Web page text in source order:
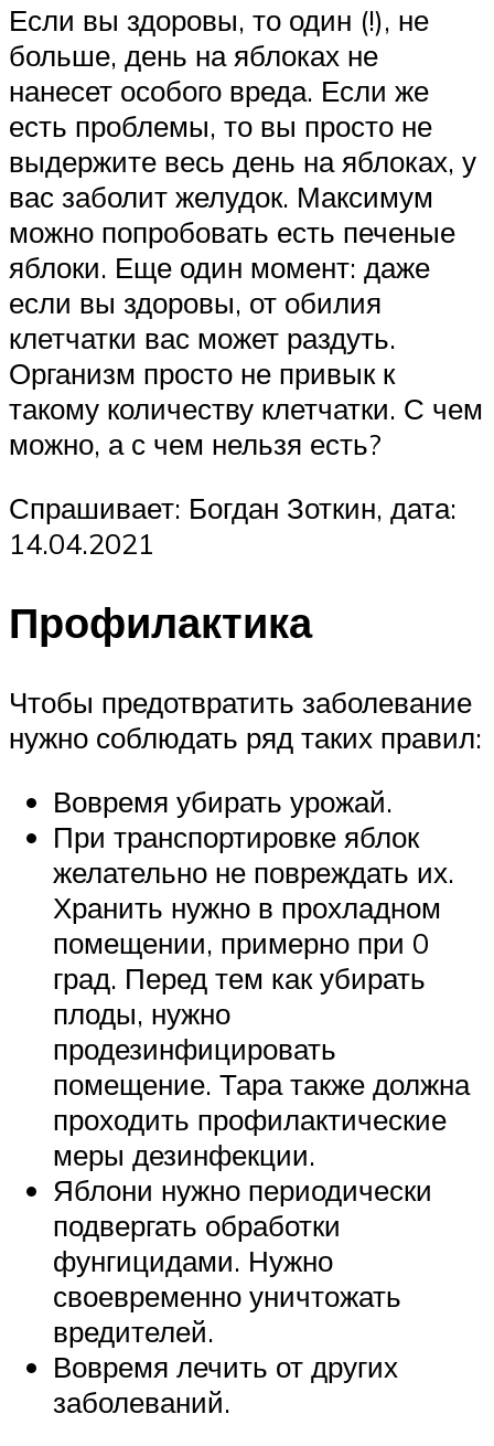
Если вы здоровы, то один (!), не
больше, день на яблоках не
нанесет особого вреда. Если же
есть проблемы, то вы просто не
выдержите весь день на яблоках, у
вас заболит желудок. Максимум
можно попробовать есть печеные
яблоки. Еще один момент: даже
если вы здоровы, от обилия
клетчатки вас может раздуть.
Организм просто не привык к
такому количеству клетчатки. С чем
можно, а с чем нельзя есть?
Спрашивает: Богдан Зоткин, дата:
14.04.2021
Профилактика
Чтобы предотвратить заболевание
нужно соблюдать ряд таких правил:
Вовремя убирать урожай.
При транспортировке яблок
желательно не повреждать их.
Хранить нужно в прохладном
помещении, примерно при 0
град. Перед тем как убирать
плоды, нужно
продезинфицировать
помещение. Тара также должна
проходить профилактические
меры дезинфекции.
Яблони нужно периодически
подвергать обработки
фунгицидами. Нужно
своевременно уничтожать
вредителей.
Вовремя лечить от других
заболеваний.